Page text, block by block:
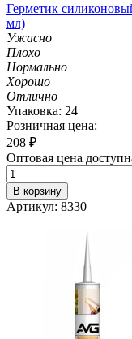
Герметик
мл)
Ужасно
Плохо
Нормально
Хорошо
Отлично
Упаковка: 24
Розничная цена:
208 ₽
Оптовая цена
В корзину
Артикул: 8330